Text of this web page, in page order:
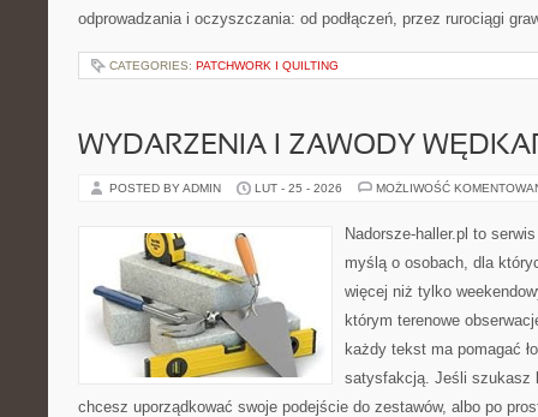
odprowadzania i oczyszczania: od podłączeń, przez rurociągi
CATEGORIES: PATCHWORK I QUILTING
WYDARZENIA I ZAWODY
POSTED BY ADMIN LUT - 25 - 2026 MOŻLIWOŚĆ
Nadorsze-haller.pl to
myślą o osobach, dla
więcej niż tylko
którym terenowe
każdy tekst ma pomagać
satysfakcją. Jeśli szukasz
chcesz uporządkować swoje podejście do zestawów, albo po